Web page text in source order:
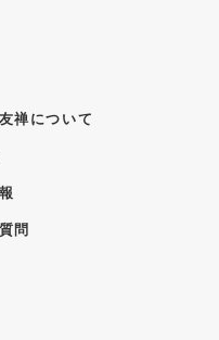
禅について
問